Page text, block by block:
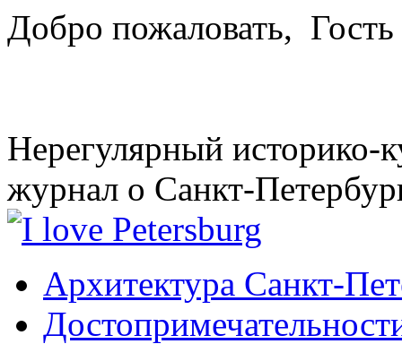
Добро пожаловать, Гость
Нерегулярный историко-
журнал о Санкт-
Архитектура Санкт-